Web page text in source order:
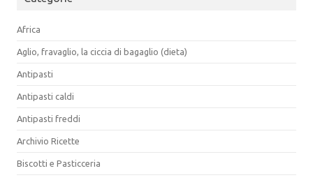
Africa
Aglio, fravaglio, la ciccia di bagaglio (dieta)
Antipasti
Antipasti caldi
Antipasti freddi
Archivio Ricette
Biscotti e Pasticceria